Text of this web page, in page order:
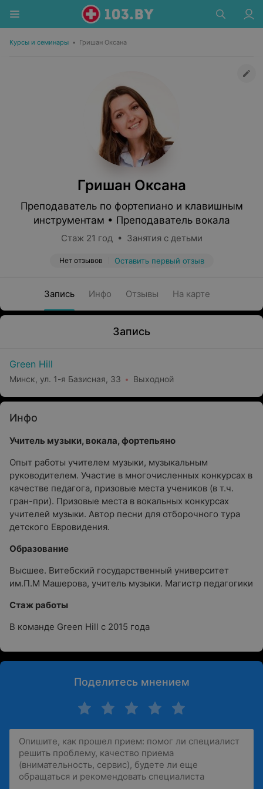
Курсы и семинары • Гришан Оксана
Гришан Оксана
Преподаватель по фортепиано и клавишным
инструментам • Преподаватель вокала
Стаж 21 год • Занятия с детьми
Нет отзывов Оставить первый отзыв
Запись Инфо Отзывы На карте
Запись
Green Hill
Минск, ул. 1-я Базисная, 33 Выходной
Инфо
Учитель музыки, вокала, фортепьяно
Опыт работы учителем музыки, музыкальным
руководителем. Участие в многочисленных конкурсах в
качестве педагога, призовые места учеников (в т.ч.
гран-при). Призовые места в вокальных конкурсах
учителей музыки. Автор песни для отборочного тура
детского Евровидения.
Образование
Высшее. Витебский государственный университет
им.П.М Машерова, учитель музыки. Магистр педагогики
Стаж работы
В команде Green Hill с 2015 года
Поделитесь мнением